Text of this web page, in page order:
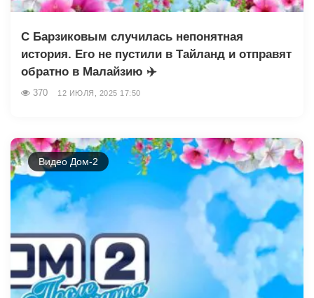
С Барзиковым случилась непонятная
история. Его не пустили в Тайланд и отправят
обратно в Малайзию ✈️
370 12 ИЮЛЯ, 2025 17:50
Видео Дом-2